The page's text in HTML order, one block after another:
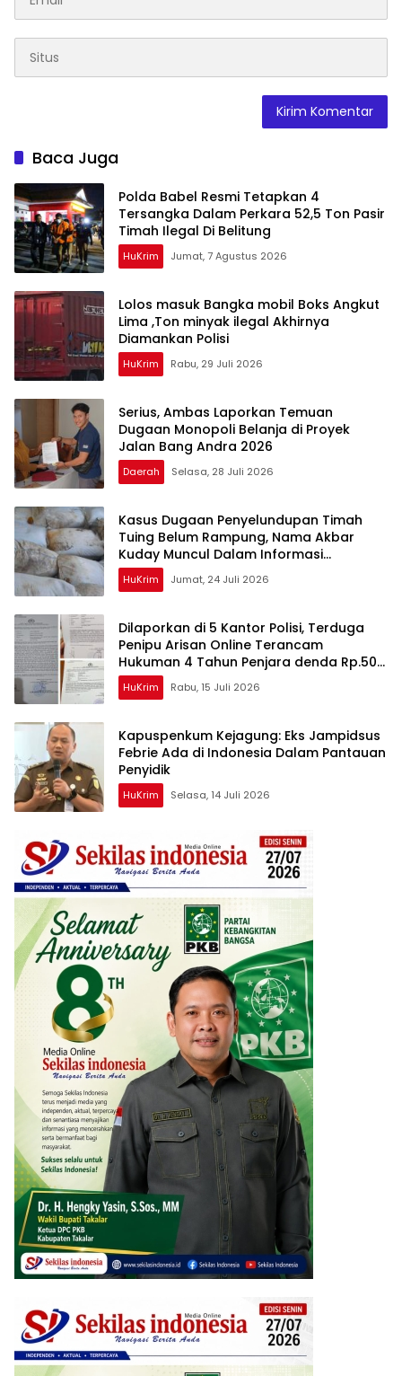
Baca Juga
Polda Babel Resmi Tetapkan 4
Tersangka Dalam Perkara 52,5 Ton Pasir
Timah Ilegal Di Belitung
HuKrim Jumat, 7 Agustus 2026
Lolos masuk Bangka mobil Boks Angkut
Lima ,Ton minyak ilegal Akhirnya
Diamankan Polisi
HuKrim Rabu, 29 Juli 2026
Serius, Ambas Laporkan ‎Temuan
Dugaan Monopoli Belanja di Proyek
Jalan Bang Andra 2026
Daerah Selasa, 28 Juli 2026
Kasus Dugaan Penyelundupan Timah
Tuing Belum Rampung, Nama Akbar
Kuday Muncul Dalam Informasi
Penyidikan
HuKrim Jumat, 24 Juli 2026
Dilaporkan di 5 Kantor Polisi, Terduga
Penipu Arisan Online Terancam
Hukuman 4 Tahun Penjara denda Rp.500
Juta
HuKrim Rabu, 15 Juli 2026
Kapuspenkum Kejagung: Eks Jampidsus
Febrie Ada di Indonesia Dalam Pantauan
Penyidik
HuKrim Selasa, 14 Juli 2026